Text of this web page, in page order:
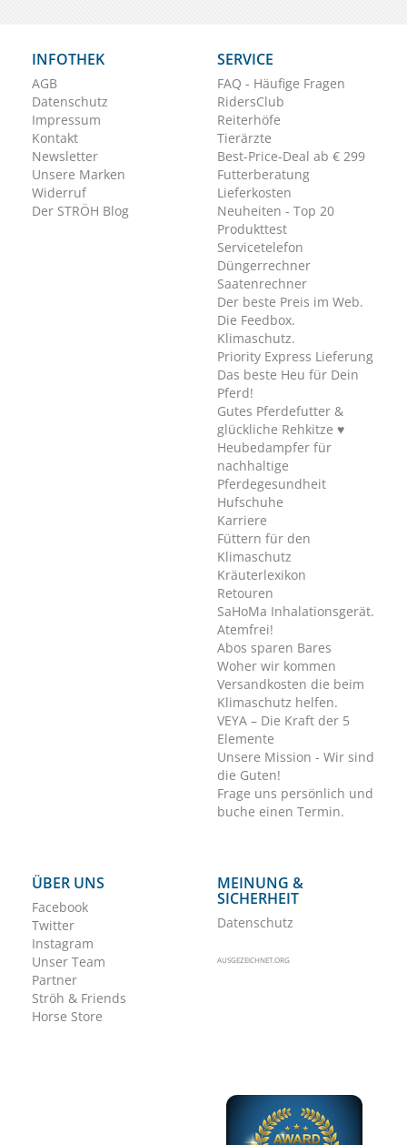
INFOTHEK
AGB
Datenschutz
Impressum
Kontakt
Newsletter
Unsere Marken
Widerruf
Der STRÖH Blog
SERVICE
FAQ - Häufige Fragen
RidersClub
Reiterhöfe
Tierärzte
Best-Price-Deal ab € 299
Futterberatung
Lieferkosten
Neuheiten - Top 20
Produkttest
Servicetelefon
Düngerrechner
Saatenrechner
Der beste Preis im Web.
Die Feedbox.
Klimaschutz.
Priority Express Lieferung
Das beste Heu für Dein
Pferd!
Gutes Pferdefutter &
glückliche Rehkitze ♥
Heubedampfer für
nachhaltige
Pferdegesundheit
Hufschuhe
Karriere
Füttern für den
Klimaschutz
Kräuterlexikon
Retouren
SaHoMa Inhalationsgerät.
Atemfrei!
Abos sparen Bares
Woher wir kommen
Versandkosten die beim
Klimaschutz helfen.
VEYA – Die Kraft der 5
Elemente
Unsere Mission - Wir sind
die Guten!
Frage uns persönlich und
buche einen Termin.
ÜBER UNS
Facebook
Twitter
Instagram
Unser Team
Partner
Ströh & Friends
Horse Store
MEINUNG &
SICHERHEIT
Datenschutz
AUSGEZEICHNET.ORG